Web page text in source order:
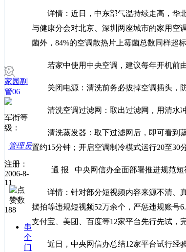
家园副
管06
军衔等
级：
管理员
注册：
2006-8-
11
188
串
个
门
详情：近日，中东部气温持续走高，华北
与健康分会对北京、深圳两座城市的家用空
菌外，84%的空调散热片上霉菌总数同样超
若家中使用中央空调，建议每年开机前由
关闭电源：清洗前务必拔掉空调插头，防
清洗空调过滤网：取出过滤网，用清水冲
清洗蒸发器：取下过滤网后，即可看到蒸
置约15分钟；开启空调制冷模式运行20至
通 报 中央网信办全面部署推进规范短
详情：针对部分短视频内容来源不清、真
摆拍等违规短视频52万余个，严惩违规账号
支付宝、美团、百度等12家平台先行先试，
近日，中央网信办总结12家平台试行经验